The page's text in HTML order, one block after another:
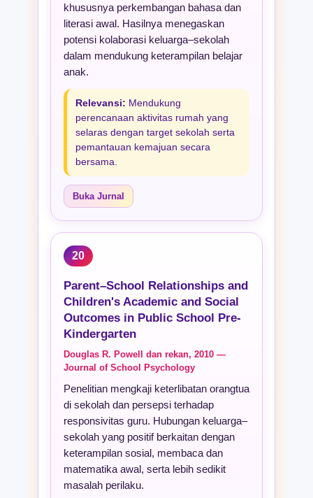
khususnya perkembangan bahasa dan
literasi awal. Hasilnya menegaskan
potensi kolaborasi keluarga–sekolah
dalam mendukung keterampilan belajar
anak.
Relevansi: Mendukung
perencanaan aktivitas rumah yang
selaras dengan target sekolah serta
pemantauan kemajuan secara
bersama.
Buka Jurnal
20
Parent–School Relationships and
Children's Academic and Social
Outcomes in Public School Pre-
Kindergarten
Douglas R. Powell dan rekan, 2010 —
Journal of School Psychology
Penelitian mengkaji keterlibatan orangtua
di sekolah dan persepsi terhadap
responsivitas guru. Hubungan keluarga–
sekolah yang positif berkaitan dengan
keterampilan sosial, membaca dan
matematika awal, serta lebih sedikit
masalah perilaku.